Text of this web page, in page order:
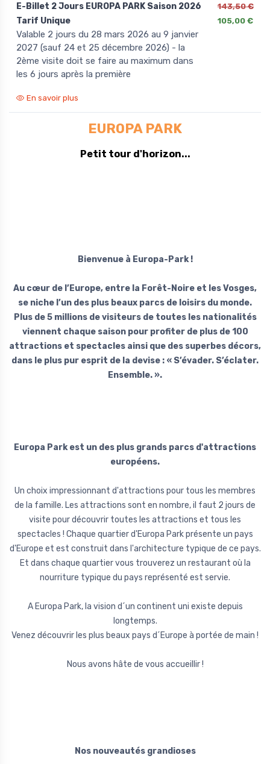
E-Billet 2 Jours EUROPA PARK Saison 2026
Tarif Unique
valable 2 jours du 28 mars 2026 au 9 janvier
2027 (sauf 24 et 25 décembre 2026) - la
2ème visite doit se faire au maximum dans
les 6 jours après la première
En savoir plus
143,50 €
105,00 €
EUROPA PARK
Petit tour d'horizon...
Bienvenue à Europa-Park !
Au cœur de l’Europe, entre la Forêt-Noire et les Vosges,
se niche l’un des plus beaux parcs de loisirs du monde.
Plus de 5 millions de visiteurs de toutes les nationalités
viennent chaque saison pour profiter de plus de 100
attractions et spectacles ainsi que des superbes décors,
dans le plus pur esprit de la devise : « S’évader. S’éclater.
Ensemble. ».
Europa Park est un des plus grands parcs d'attractions
européens.
Un choix impressionnant d'attractions pour tous les membres
de la famille. Les attractions sont en nombre, il faut 2 jours de
visite pour découvrir toutes les attractions et tous les
spectacles ! Chaque quartier d'Europa Park présente un pays
d'Europe et est construit dans l'architecture typique de ce pays.
Et dans chaque quartier vous trouverez un restaurant où la
nourriture typique du pays représenté est servie.
A Europa Park, la vision d´un continent uni existe depuis
longtemps.
Venez découvrir les plus beaux pays d´Europe à portée de main !
Nous avons hâte de vous accueillir !
Nos nouveautés grandioses